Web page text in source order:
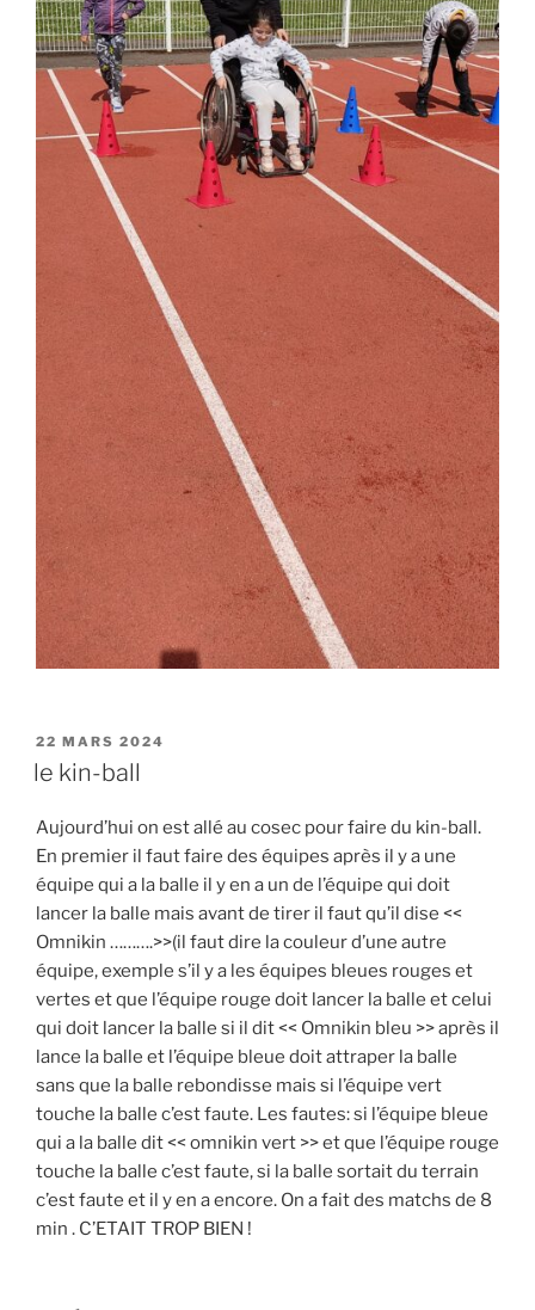
PUBLIÉ
LE
22 MARS 2024
le kin-ball
Aujourd’hui on est allé au cosec pour faire du kin-ball.
En premier il faut faire des équipes après il y a une
équipe qui a la balle il y en a un de l’équipe qui doit
lancer la balle mais avant de tirer il faut qu’il dise <<
Omnikin ……….>>(il faut dire la couleur d’une autre
équipe, exemple s’il y a les équipes bleues rouges et
vertes et que l’équipe rouge doit lancer la balle et celui
qui doit lancer la balle si il dit << Omnikin bleu >> après il
lance la balle et l’équipe bleue doit attraper la balle
sans que la balle rebondisse mais si l’équipe vert
touche la balle c’est faute. Les fautes: si l’équipe bleue
qui a la balle dit << omnikin vert >> et que l’équipe rouge
touche la balle c’est faute, si la balle sortait du terrain
c’est faute et il y en a encore. On a fait des matchs de 8
min . C’ETAIT TROP BIEN !